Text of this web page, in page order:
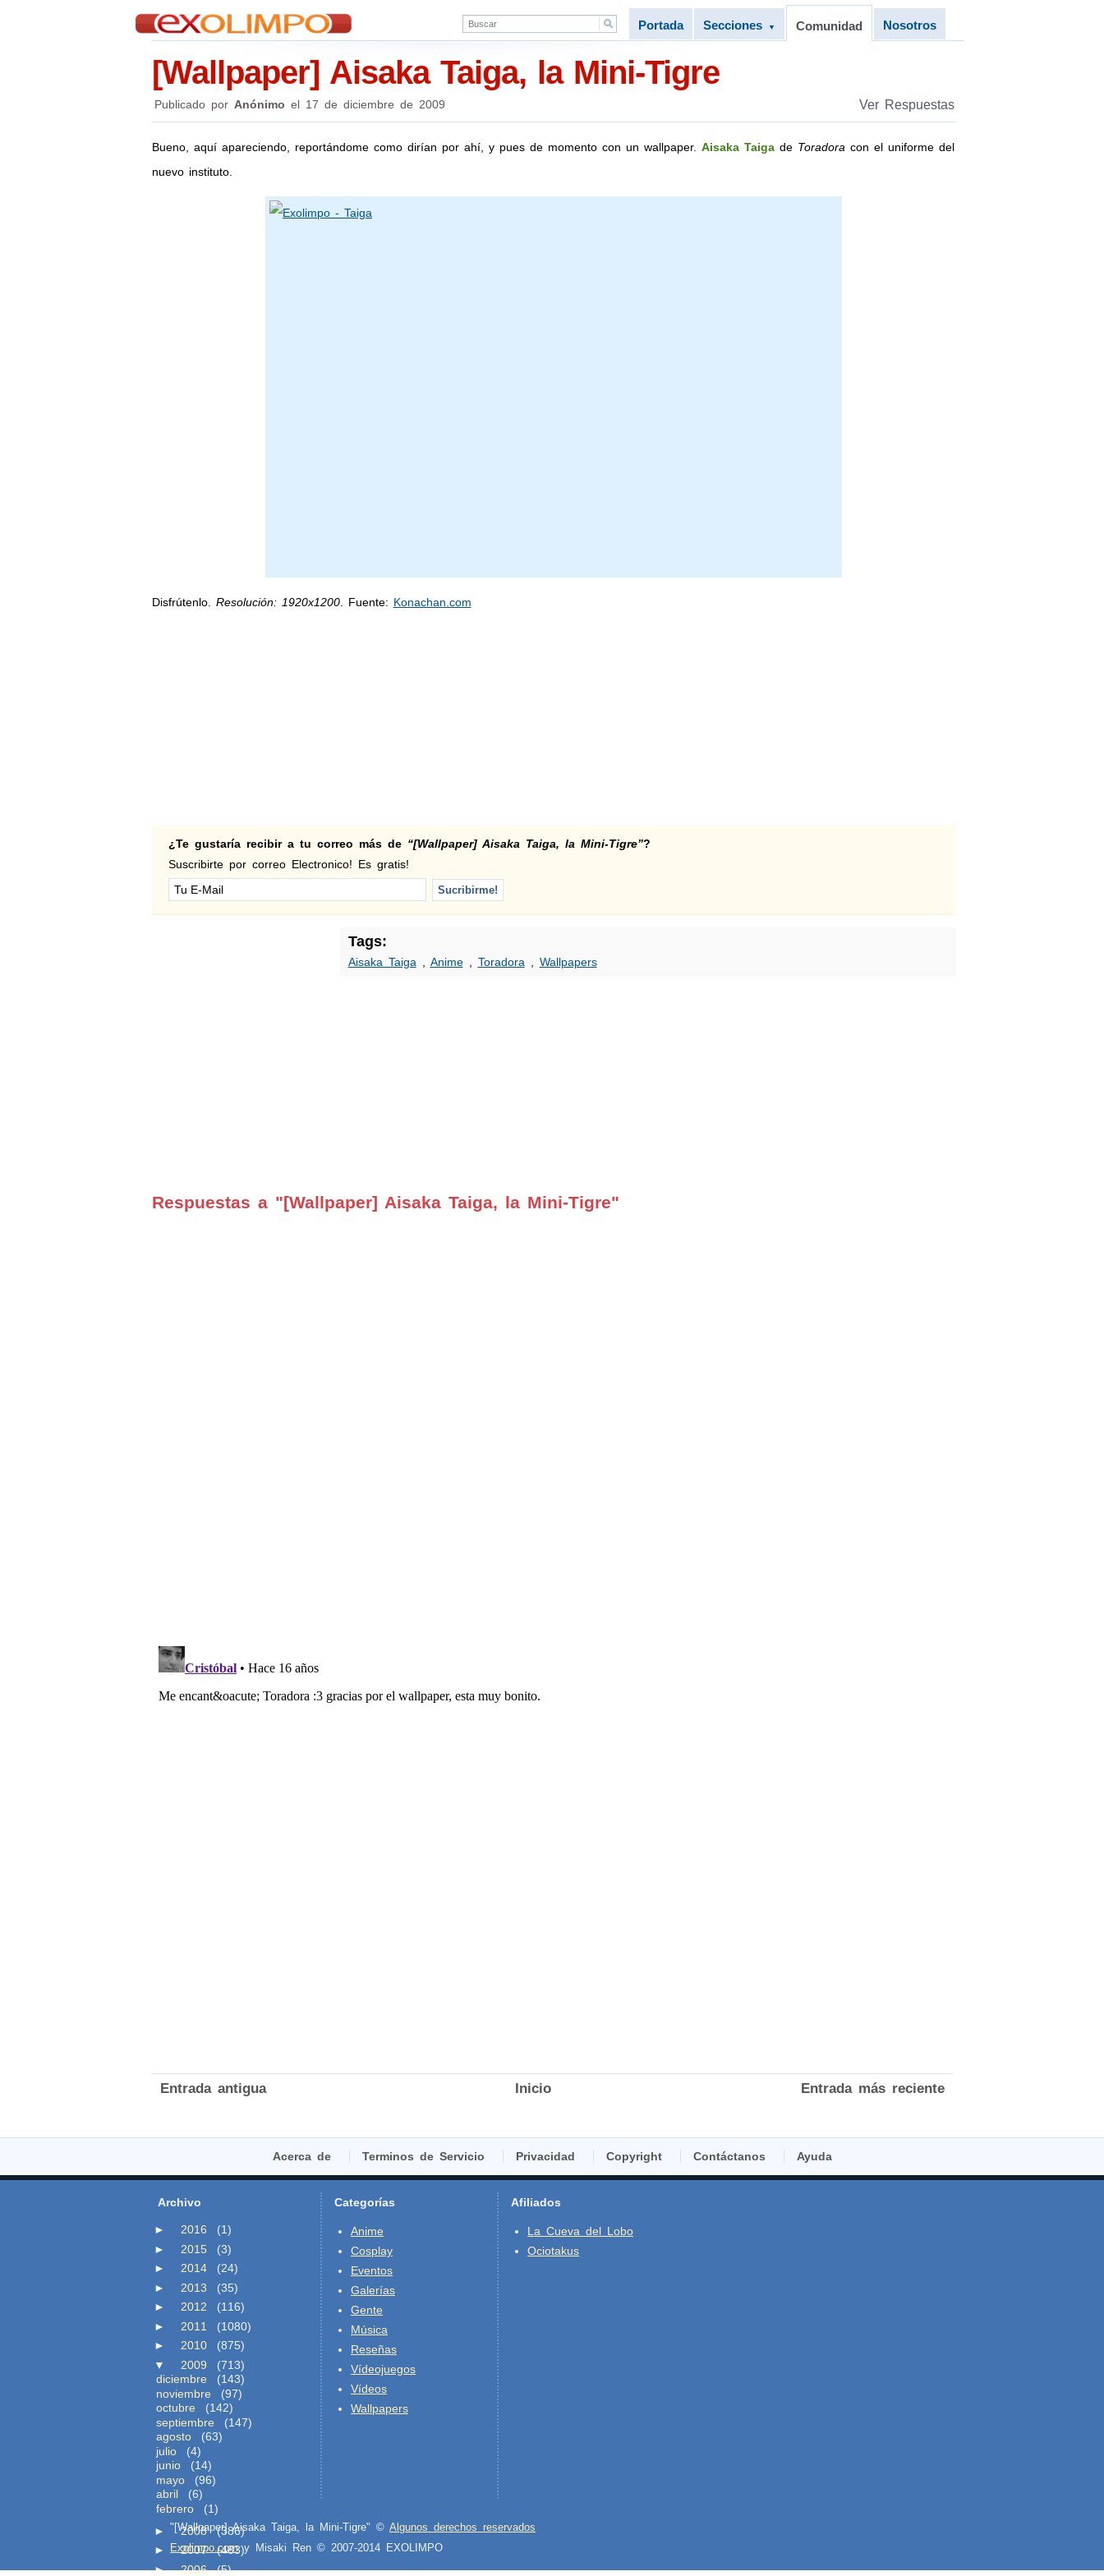
Portada Secciones ▼ Comunidad Nosotros
[Wallpaper] Aisaka Taiga, la Mini-Tigre
Publicado por Anónimo el 17 de diciembre de 2009 Ver Respuestas
Bueno, aquí apareciendo, reportándome como dirían por ahí, y pues de momento con un wallpaper. Aisaka Taigade Toradora con el uniforme del
nuevo instituto.
Disfrútenlo. Resolución: 1920x1200. Fuente: Konachan.com
¿Te gustaría recibir a tu correo más de “[Wallpaper] Aisaka Taiga, la Mini-Tigre”?
Suscribirte por correo Electronico! Es gratis!
Tags:
Aisaka Taiga Anime, Toradora Wallpapers
Respuestas a "[Wallpaper] Aisaka Taiga, la Mini-Tigre"
Entrada más reciente
Entrada antigua Inicio
Acerca de Terminos de Servicio Privacidad Copyright Contáctanos Ayuda
Archivo
► 2016
(1)
►
2015
(3)
►
2014
(24)
►
2013
(35)
►
2012
(116)
►
2011
(1080)
►
2010
(875)
▼
2009
(713)
diciembre
(143)
noviembre
(97)
octubre
(142)
septiembre
(147)
agosto
(63)
julio
(4)
junio
(14)
mayo
(96)
abril
(6)
febrero
(1)
► 2008
(386)
► 2007
(483)
► 2006 (5)
Categorías
Anime
Cosplay
Eventos
Galerías
Gente
Música
Reseñas
Vídeojuegos
Vídeos
Wallpapers
Afiliados
La Cueva del Lobo
Ociotakus
"[Wallpaper] Aisaka Taiga, la Mini-Tigre" © Algunos derechos reservados
Exolimpo.comy Misaki Ren © 2007-2014 EXOLIMPO